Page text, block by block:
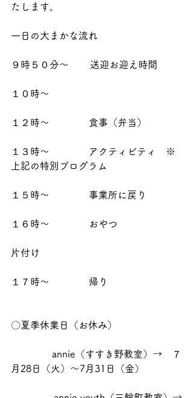
たします。
一日の大まかな流れ
９時５０分～       送迎お迎え時間
１０時～
１２時～             食事（弁当）
１３時～             アクティビティ　※
上記の特別プログラム
１５時～             事業所に戻り
１６時～             おやつ
片付け
１７時～             帰り
〇夏季休業日（お休み）
annie（すすき野教室）→　７
月28日（火）～7月31日（金）